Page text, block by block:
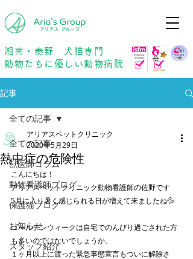
湘南・秦野 犬猫専門
動物たちに優しい動物病院
記事
全ての記事
獣医師コラム
動物看護師ブログ
保護猫ブログ
お知らせ
スタッフ紹介
全ての記事
熱中症の危険性
アリアスペットクリニック
2020年5月29日
こんにちは！
アリアスペットクリニック動物看護師の佐野です
5月に入り暑く感じられる日が増えて来ましたね💦
ゴールデンウィークは自宅でのんびり過ごされた方
も多いのではないでしょうか。
１ヶ月以上に渡った緊急事態宣言もついに解除さ